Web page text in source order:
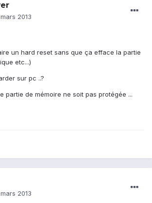
2013
un hard reset sans que ça efface la partie
etc...)
sur pc ..?
partie de mémoire ne soit pas protégée ...
2013